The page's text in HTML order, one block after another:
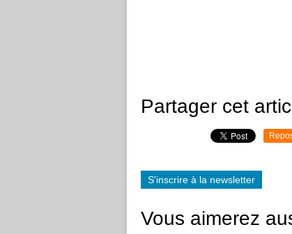
Partager cet
S'inscrire à la newsletter
Vous aimerez